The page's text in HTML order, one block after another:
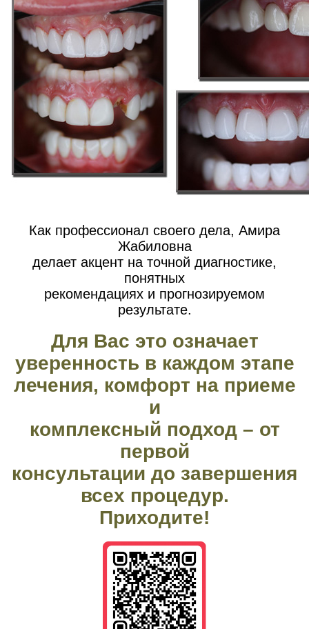
Как профессионал своего дела, Амира
Жабиловна
делает акцент на точной диагностике,
понятных
рекомендациях и прогнозируемом
результате.
Для Вас это означает
уверенность в каждом этапе
лечения, комфорт на приеме
и
комплексный подход – от
первой
консультации до завершения
всех процедур.
Приходите!